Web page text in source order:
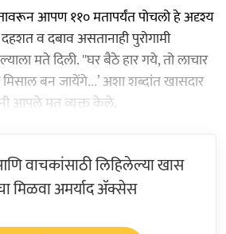
आपण ११० मतापर्यंत पोचलो हे अदृश्य
व दबाव असतानाही पुरोगामी
मते दिली. ''घर बैठे हार गये, तो लाचार
बन जायेंगे...’ अशा शब्दांत खासदार
आपले मत व्यक्त केले.
वाचकांसाठी लिहिलेल्या खास
मिळवा अमर्याद ॲक्सेस